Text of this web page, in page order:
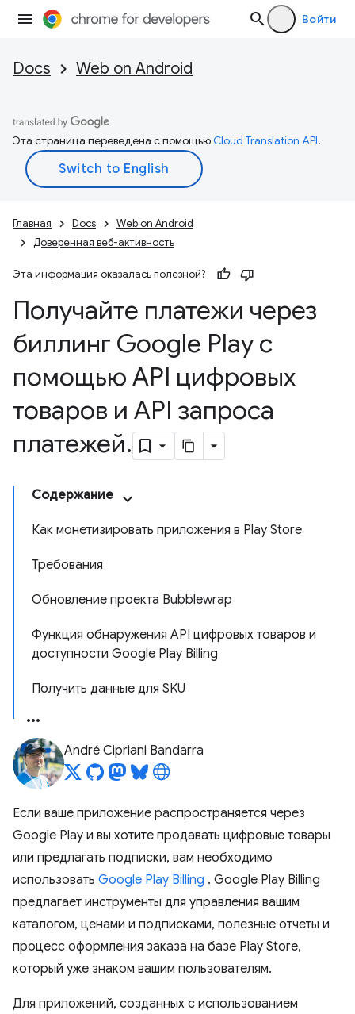
Войти
Docs Web on Android
Эта страница переведена с помощьюCloud Translation API.
Главная Docs
Web on Android
Доверенная веб-активность
Эта информация оказалась полезной?
Получайте платежи через
биллинг Google Play с
помощью API цифровых
товаров и API запроса
платежей.
Содержание
Как монетизировать приложения в Play Store
Требования
Обновление проекта Bubblewrap
Функция обнаружения API цифровых товаров и
доступности Google Play Billing
Получить данные для SKU
André Cipriani Bandarra
Если ваше приложение распространяется через
Google Play и вы хотите продавать цифровые товары
или предлагать подписки, вам необходимо
использовать Google Play Billing . Google Play Billing
предлагает инструменты для управления вашим
каталогом, ценами и подписками, полезные отчеты и
процесс оформления заказа на базе Play Store,
который уже знаком вашим пользователям.
Для приложений, созданных с использованием